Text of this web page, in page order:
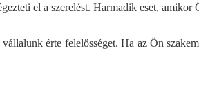
el a szerelést. Harmadik eset, amikor
érte felelősséget. Ha az Ön